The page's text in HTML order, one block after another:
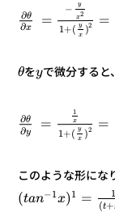
∂θ
∂x =
− y
x2
1+( y
x )2 =
θをyで微分すると、
∂θ
∂y =
1
x
1+( y
x )2 =
このような形にな
(tan−1x) 1 = 1
(t+